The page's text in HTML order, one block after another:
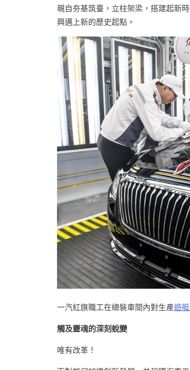
親自夯基筑臺，立柱架梁，搭建起新
興邁上新的歷史起點。
一汽紅旗職工在總裝車間內對生產遊
觸及靈魂的深刻蛻變
唯有改革！